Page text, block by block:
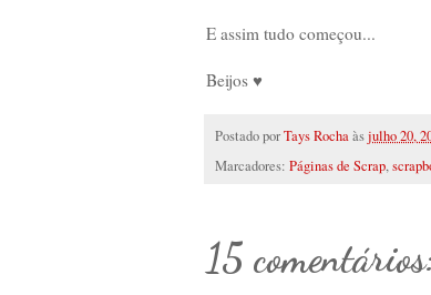
E assim tudo começou...
Beijos ♥
Postado porTays Rochaàsjulho 20,
Marcadores: Páginas de Scrap,
15